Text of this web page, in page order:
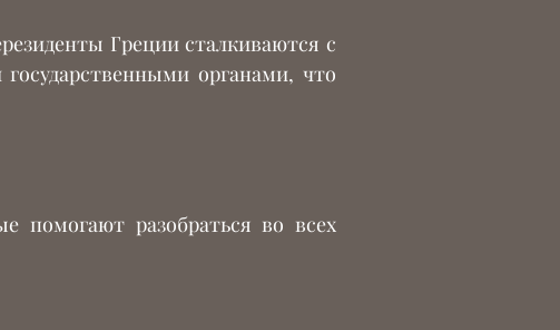
Греции сталкиваются с
органами, что
помогают разобраться во всех